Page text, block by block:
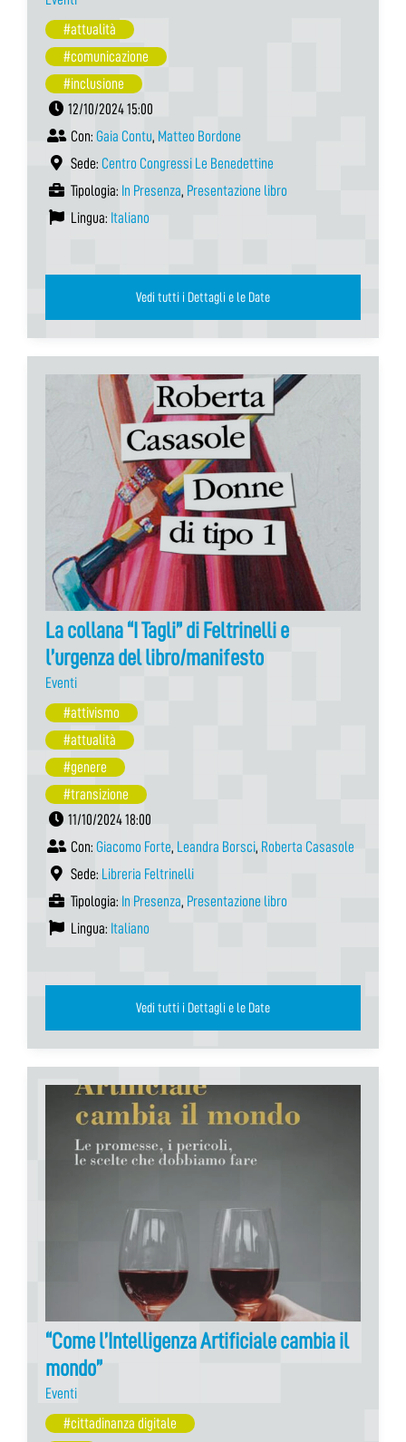
#attualità
#comunicazione
#inclusione
12/10/2024 15:00
Con: Gaia Contu, Matteo Bordone
Sede: Centro Congressi Le Benedettine
Tipologia: In Presenza, Presentazione libro
Lingua: Italiano
Vedi tutti i Dettagli e le Date
La collana “I Tagli” di Feltrinelli e
l’urgenza del libro/manifesto
Eventi
#attivismo
#attualità
#genere
#transizione
11/10/2024 18:00
Con: Giacomo Forte, Leandra Borsci, Roberta Casasole
Sede: Libreria Feltrinelli
Tipologia: In Presenza, Presentazione libro
Lingua: Italiano
Vedi tutti i Dettagli e le Date
“Come l’Intelligenza Artificiale cambia il
mondo”
Eventi
#cittadinanza digitale